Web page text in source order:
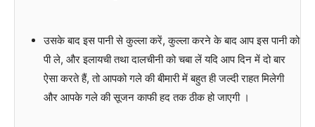
उसके बाद इस पानी से कुल्ला करें, कुल्ला करने के बाद आप इस पानी को
पी ले, और इलायची तथा दालचीनी को चबा लें यदि आप दिन में दो बार
ऐसा करते हैं, तो आपको गले की बीमारी में बहुत ही जल्दी राहत मिलेगी
और आपके गले की सूजन काफी हद तक ठीक हो जाएगी ।